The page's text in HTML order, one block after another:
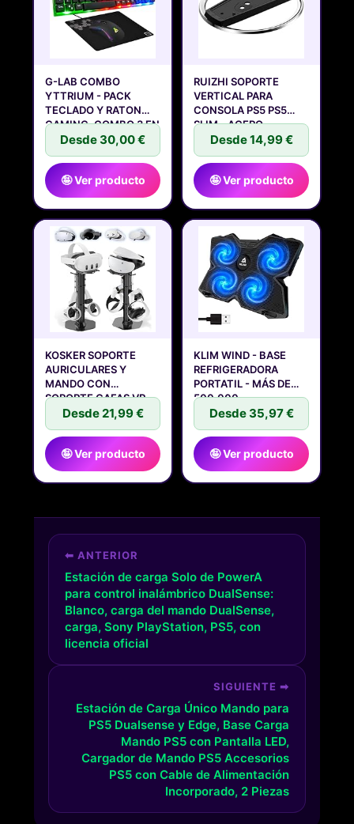
G-LAB COMBO
YTTRIUM - PACK
TECLADO Y RATON
GAMING, COMBO 3 EN
Desde 30,00 €
🤪 Ver producto
RUIZHI SOPORTE
VERTICAL PARA
CONSOLA PS5 PS5
SLIM - ACERO
Desde 14,99 €
🤪 Ver producto
KOSKER SOPORTE
AURICULARES Y
MANDO CON
SOPORTE GAFAS VR,
Desde 21,99 €
🤪 Ver producto
KLIM WIND - BASE
REFRIGERADORA
PORTATIL - MÁS DE
500.000
Desde 35,97 €
🤪 Ver producto
⬅ ANTERIOR
Estación de carga Solo de PowerA
para control inalámbrico DualSense:
Blanco, carga del mando DualSense,
carga, Sony PlayStation, PS5, con
licencia oficial
SIGUIENTE ➡
Estación de Carga Único Mando para
PS5 Dualsense y Edge, Base Carga
Mando PS5 con Pantalla LED,
Cargador de Mando PS5 Accesorios
PS5 con Cable de Alimentación
Incorporado, 2 Piezas